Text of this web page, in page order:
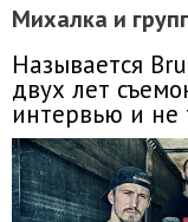
Михалка и
Называется
двух лет
интервью и не